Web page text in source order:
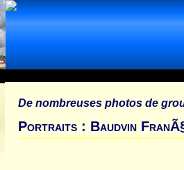
De nombreuses photos de
Portraits : Baudvin